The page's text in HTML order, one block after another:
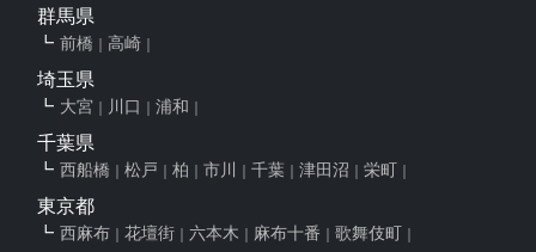
群馬県
前橋 高崎
埼玉県
大宮 川口 浦和
千葉県
西船橋 松戸 柏 市川 千葉 津田沼 栄町
東京都
西麻布 花壇街 六本木 麻布十番 歌舞伎町